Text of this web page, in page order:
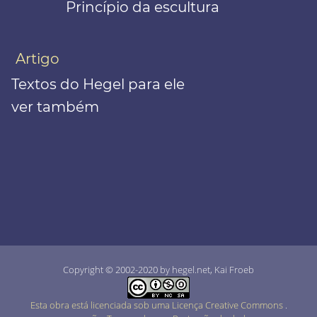
Princípio da escultura
Artigo
Textos do Hegel para ele
ver também
Copyright © 2002-2020 by hegel.net, Kai Froeb
Esta obra está licenciada sob uma Licença Creative Commons .